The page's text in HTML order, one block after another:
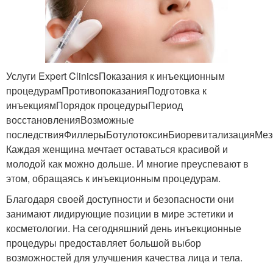
Услуги Expert ClinicsПоказания к инъекционным
процедурамПротивопоказанияПодготовка к
инъекциямПорядок процедурыПериод
восстановленияВозможные
Каждая женщина мечтает оставаться красивой и
молодой как можно дольше. И многие преуспевают в
этом, обращаясь к инъекционным процедурам.
Благодаря своей доступности и безопасности они
занимают лидирующие позиции в мире эстетики и
косметологии. На сегодняшний день инъекционные
процедуры предоставляет большой выбор
возможностей для улучшения качества лица и тела.